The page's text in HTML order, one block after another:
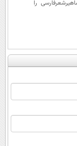
را